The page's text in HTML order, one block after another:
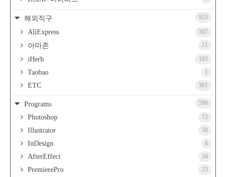
해외직구 925
AliExpress 507
아마존 11
iHerb 105
Taobao 1
ETC 301
Programs 596
Photoshop 72
Illustrator 50
InDesign 6
AfterEffect 34
PremierePro 23